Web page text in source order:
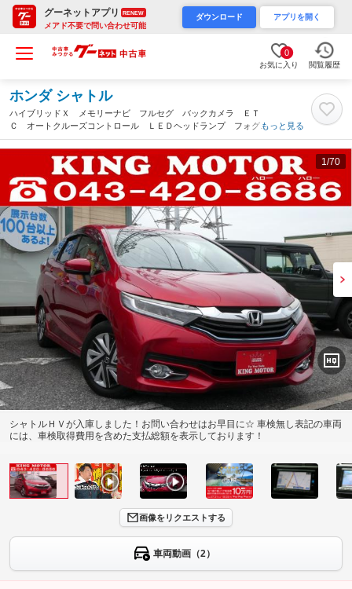
グーネットアプリ RENEW
メアド不要で問い合わせ可能
ダウンロード アプリを開く
0
お気に入り 閲覧履歴
ホンダ シャトル
ハイブリッドＸ メモリーナビ フルセグ バックカメラ ＥＴ
Ｃ オートクルーズコントロール ＬＥＤヘッドランプ フォグラ
ンプ ドライブレコーダー チップアップシート スマートキー
アイドリングストップ（千葉県）
もっと見る
1 /70
シャトルＨＶが入庫しました！お問い合わせはお早目に☆ 車検無し表記の車両
には、車検取得費用を含めた支払総額を表示しております！
画像をリクエストする
車両動画（2）